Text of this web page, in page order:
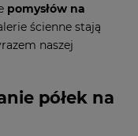
pomysłów na
ścienne stają
naszej
półek na